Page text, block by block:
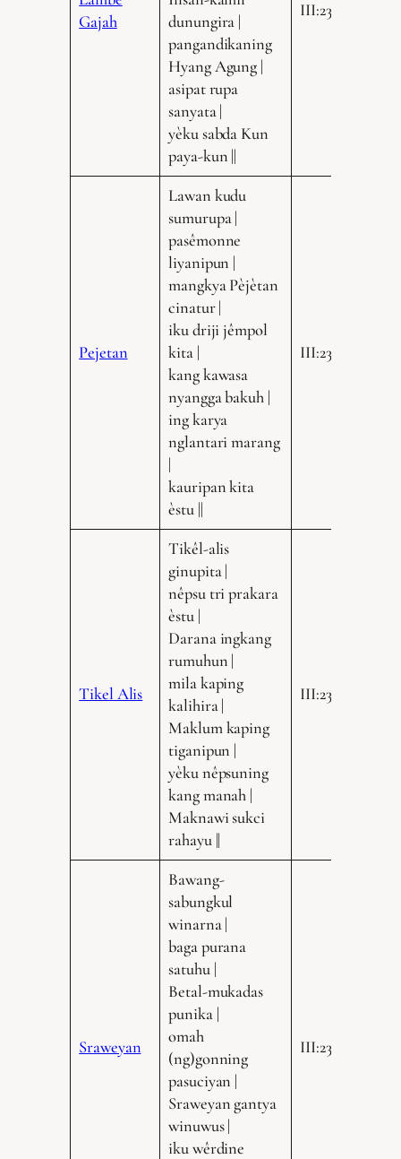
Gajah
dunungira |
pangandikaning
Hyang Agung |
asipat rupa
sanyata |
yèku sabda Kun
paya-kun ||
III:235.11
Pejetan
Lawan kudu
sumurupa |
pasêmonne
liyanipun |
mangkya Pèjètan
cinatur |
iku driji jêmpol
kita |
kang kawasa
nyangga bakuh |
ing karya
nglantari marang
|
kauripan kita
èstu ||
III:235.17
Tikel Alis
Tikêl-alis
ginupita |
nêpsu tri prakara
èstu |
Darana ingkang
rumuhun |
mila kaping
kalihira |
Maklum kaping
tiganipun |
yèku nêpsuning
kang manah |
Maknawi sukci
rahayu ||
III:235.9
Sraweyan
Bawang-
sabungkul
winarna |
baga purana
satuhu |
Betal-mukadas
punika |
omah
(ng)gonning
pasuciyan |
Sraweyan gantya
winuwus |
iku wêrdine
III:235.15